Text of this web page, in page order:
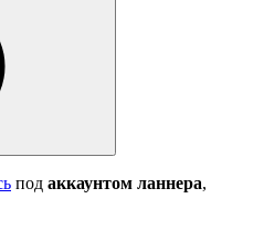
под аккаунтом ланнера,